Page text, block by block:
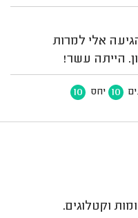
אלי למרות
הייתה עשר!
10 יחס 10
וקטלוגים.